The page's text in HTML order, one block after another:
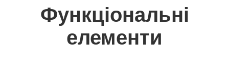
Функціональні
елементи